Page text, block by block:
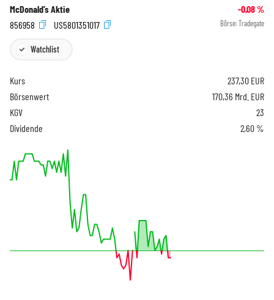
McDonald’s Aktie -0,08%
856958
US5801351017 Börse: Tradegate
Watchlist
Kurs 237,30 EUR
Börsenwert
170,36 Mrd. EUR
KGV
23
Dividende
2,60 %